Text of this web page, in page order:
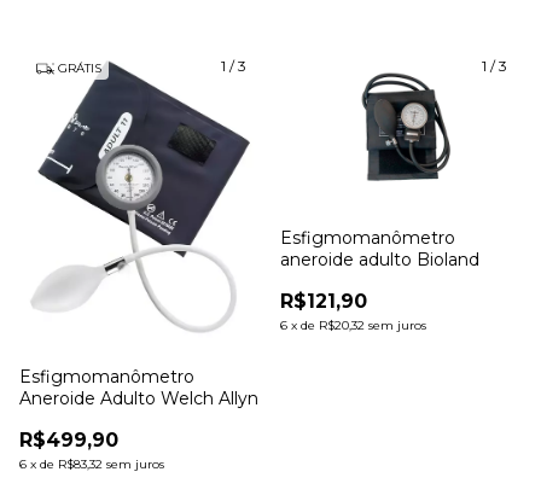
1 /3
GRÁTIS
Esfigmomanômetro
Aneroide Adulto Welch Allyn
R$499,90
6 x de R$83,32 sem juros
1 /3
Esfigmomanômetro
aneroide adulto Bioland
R$121,90
6 x de R$20,32 sem juros